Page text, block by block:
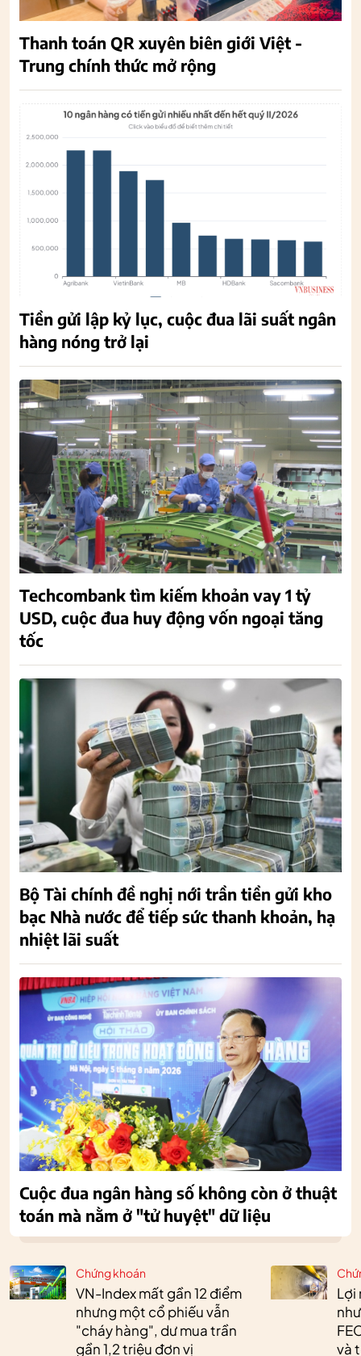
Chứng khoán
VN-Index mất gần 12 điểm
nhưng một cổ phiếu vẫn
"cháy hàng", dư mua trần
gần 1,2 triệu đơn vị
Lợi
và
Thanh toán QR xuyên biên giới Việt -
Trung chính thức mở rộng
Tiền gửi lập kỷ lục, cuộc đua lãi suất ngân
hàng nóng trở lại
Techcombank tìm kiếm khoản vay 1 tỷ
USD, cuộc đua huy động vốn ngoại tăng
tốc
Bộ Tài chính đề nghị nới trần tiền gửi kho
bạc Nhà nước để tiếp sức thanh khoản, hạ
nhiệt lãi suất
Cuộc đua ngân hàng số không còn ở thuật
toán mà nằm ở "tử huyệt" dữ liệu